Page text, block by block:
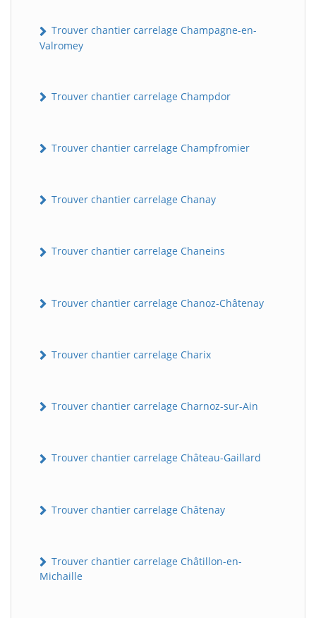
Trouver chantier carrelage Champagne-en-
Valromey
Trouver chantier carrelage Champdor
Trouver chantier carrelage Champfromier
Trouver chantier carrelage Chanay
Trouver chantier carrelage Chaneins
Trouver chantier carrelage Chanoz-Châtenay
Trouver chantier carrelage Charix
Trouver chantier carrelage Charnoz-sur-Ain
Trouver chantier carrelage Château-Gaillard
Trouver chantier carrelage Châtenay
Trouver chantier carrelage Châtillon-en-
Michaille